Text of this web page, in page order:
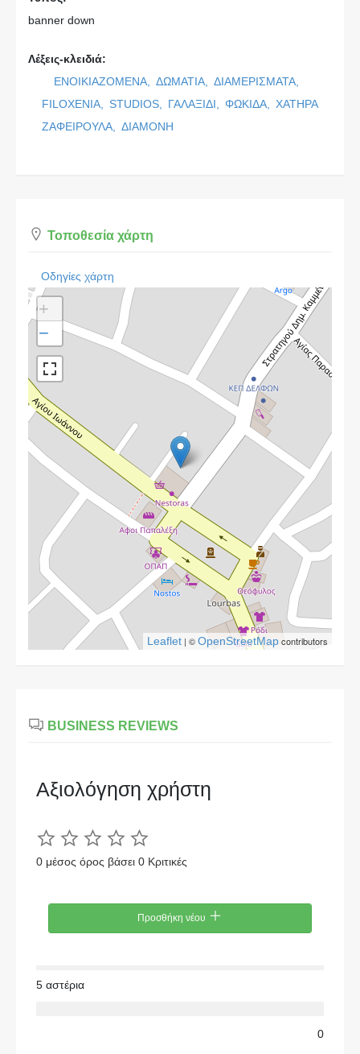
banner down
Λέξεις-κλειδιά:
ΕΝΟΙΚΙΑΖΟΜΕΝΑ,
ΔΩΜΑΤΙΑ,
ΔΙΑΜΕΡΙΣΜΑΤΑ,
FILOXENIA,
STUDIOS, ΓΑΛΑΞΙΔΙ, ΦΩΚΙΔΑ,
ΧΑΤΗΡΑ
ΖΑΦΕΙΡΟΥΛΑ,
ΔΙΑΜΟΝΗ
Τοποθεσία χάρτη
Οδηγίες χάρτη
+
−
Leaflet | ©OpenStreetMapcontributors
BUSINESS REVIEWS
Αξιολόγηση χρήστη
0 μέσος όρος βάσει 0 Κριτικές
Προσθήκη νέου
5 αστέρια
0